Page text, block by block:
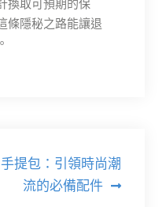
換取可預期的保
條隱秘之路能讓退
手提包：引領時尚潮
流的必備配件